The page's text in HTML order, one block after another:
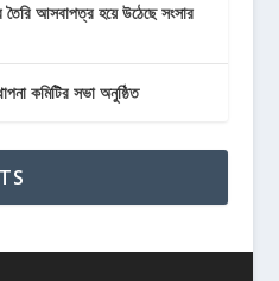
আসবাপত্র হয়ে উঠেছে সংসার
কমিটির সভা অনুষ্ঠিত